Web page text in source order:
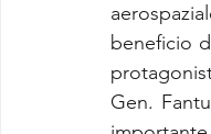
beneficio
Gen.